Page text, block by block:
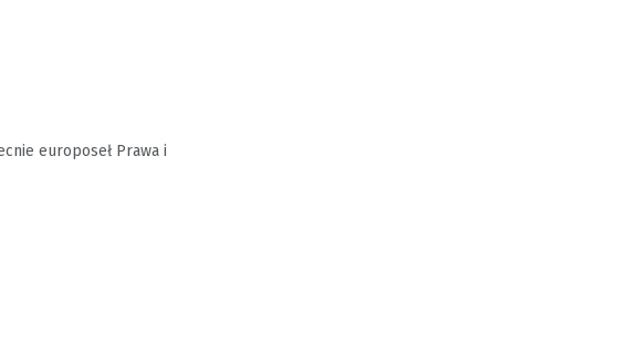
europoseł Prawa i